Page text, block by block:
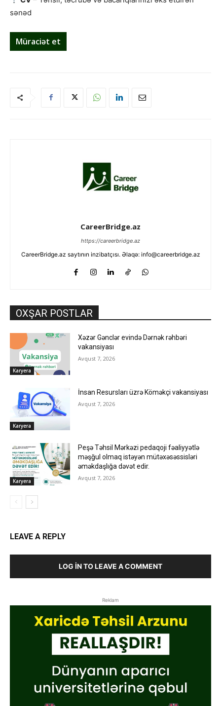
sənəd
Müraciət et
CareerBridge.az
https://careerbridge.az
CareerBridge.az saytının inzibatçısı. Əlaqə: info@careerbridge.az
OXŞAR POSTLAR
Karyera
Xəzər Gənclər evində Dərnək rəhbəri
vakansiyası
Avqust 7, 2026
Karyera
İnsan Resursları üzrə Köməkçi vakansiyası
Avqust 7, 2026
Karyera
Peşə Təhsil Mərkəzi pedaqoji fəaliyyətlə
məşğul olmaq istəyən mütəxəsəssisləri
əməkdaşlığa dəvət edir.
Avqust 7, 2026
LEAVE A REPLY
LOG IN TO LEAVE A COMMENT
Reklam